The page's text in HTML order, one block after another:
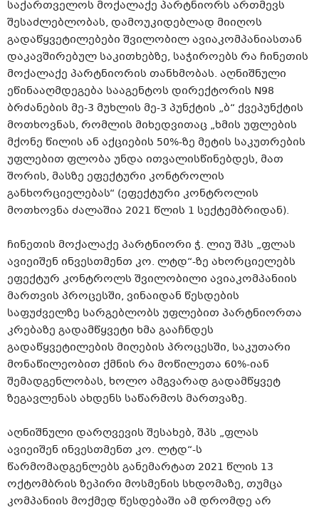
საქართველოს მოქალაქე პარტნიორს ართმევს
შესაძლებლობას, დამოუკიდებლად მიიღოს
გადაწყვეტილებები შვილობილ ავიაკომპანიასთან
დაკავშირებულ საკითხებზე, საჭიროებს რა ჩინეთის
მოქალაქე პარტნიორის თანხმობას. აღნიშნული
ეწინააღმდეგება სააგენტოს დირექტორის N98
ბრძანების მე-3 მუხლის მე-3 პუნქტის „ბ“ ქვეპუნქტის
მოთხოვნას, რომლის მიხედვითაც „ხმის უფლების
მქონე წილის ან აქციების 50%-ზე მეტის საკუთრების
უფლებით ფლობა უნდა ითვალისწინებდეს, მათ
შორის, მასზე ეფექტური კონტროლის
განხორციელებას“ (ეფექტური კონტროლის
მოთხოვნა ძალაშია 2021 წლის 1 სექტემბრიდან).
ჩინეთის მოქალაქე პარტნიორი ჭ. ლიუ შპს „ფლას
ავიეიშენ ინვესთმენთ კო. ლტდ“-ზე ახორციელებს
ეფექტურ კონტროლს შვილობილი ავიაკომპანიის
მართვის პროცესში, ვინაიდან წესდების
საფუძველზე სარგებლობს უფლებით პარტნიორთა
კრებაზე გადამწყვეტი ხმა გააჩნდეს
გადაწყვეტილების მიღების პროცესში, საკუთარი
მონაწილეობით ქმნის რა მოწილეთა 60%-იან
შემადგენლობას, ხოლო ამგვარად გადამწყვეტ
ზეგავლენას ახდენს საწარმოს მართვაზე.
აღნიშნული დარღვევის შესახებ, შპს „ფლას
ავიეიშენ ინვესთმენთ კო. ლტდ“-ს
წარმომადგენლებს განემარტათ 2021 წლის 13
ოქტომბრის ზეპირი მოსმენის სხდომაზე, თუმცა
კომპანიის მოქმედ წესდებაში ამ დრომდე არ